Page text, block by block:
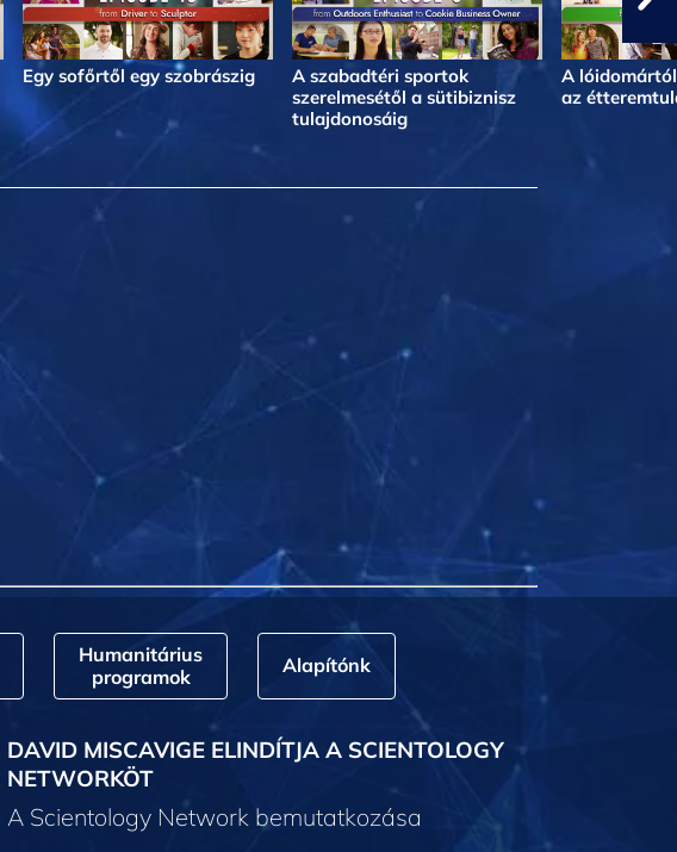
Egy sofőrtől egy szobrászig
A szabadtéri sportok
szerelmesétől a sütibiznisz
tulajdonosáig
A lóidomártól
az
Humanitárius
programok
Alapítónk
DAVID MISCAVIGE ELINDÍTJA A SCIENTOLOGY
NETWORKÖT
A Scientology Network bemutatkozása